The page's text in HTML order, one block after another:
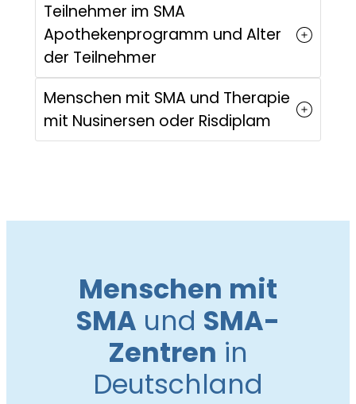
Teilnehmer im SMA
Apothekenprogramm und Alter
der Teilnehmer
Menschen mit SMA und Therapie
mit Nusinersen oder Risdiplam
Menschen mit
SMA und SMA-
Zentren in
Deutschland